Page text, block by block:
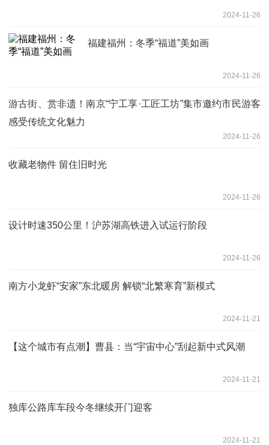
2024-11-26
福建福州：冬季“福道”美如画
2024-11-26
游古街、赏非遗！南京“宁工享·工匠工坊”集市邀约市民游客
感受传统文化魅力
2024-11-26
收藏老物件 留住旧时光
2024-11-26
设计时速350公里！沪苏湖高铁进入试运行阶段
2024-11-26
南方小龙虾“安家”东北暖房 解锁“北繁寒育”新模式
2024-11-21
【这个城市有点潮】曹县：当“宇宙中心”刮起新中式风潮
2024-11-21
独库公路库车段今冬继续开门迎客
2024-11-21